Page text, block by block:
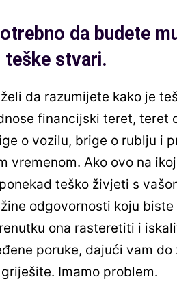
da budete
teške stvari.
da razumijete kako je
financijski teret, teret
o vozilu, brige o rublju i
vremenom. Ako ovo na
teško živjeti s
odgovornosti koju
ona rasteretiti i
poruke, dajući vam
Imamo problem.